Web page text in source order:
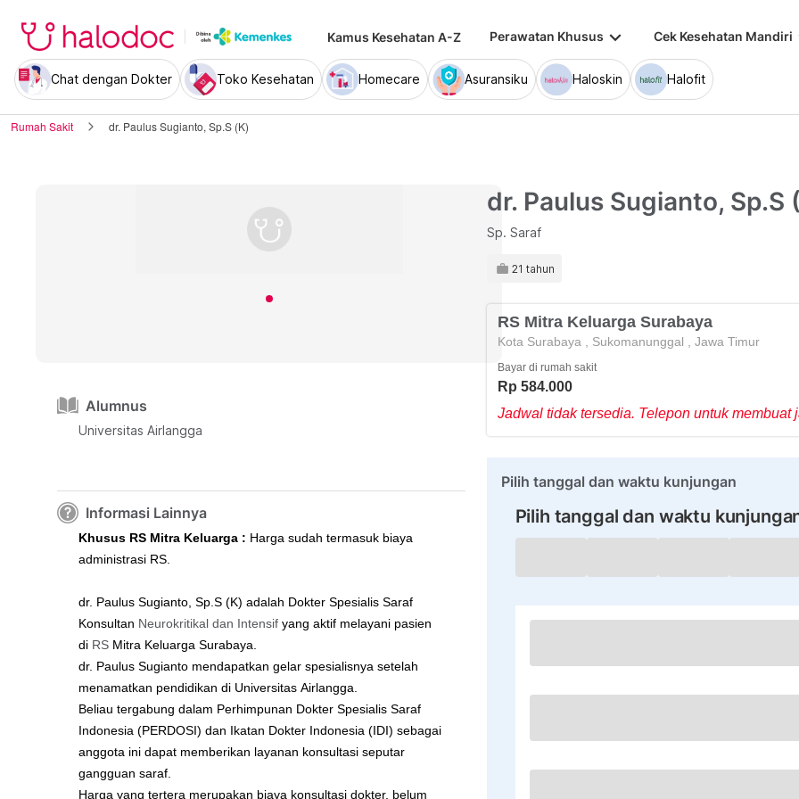
Kamus Kesehatan A-Z Perawatan Khusus keyboard_arrow_down Cek Kesehatan Mandiri
Chat dengan Dokter Toko Kesehatan Homecare Asuransiku Haloskin Halofit
Rumah Sakit dr. Paulus Sugianto, Sp.S (K)
Alumnus
Universitas Airlangga
Informasi Lainnya
Khusus RS Mitra Keluarga : Harga sudah termasuk biaya
administrasi RS.
dr. Paulus Sugianto , Sp.S (K) adalah Dokter Spesialis Saraf
Konsultan Neurokritikal dan Intensif yang aktif melayani pasien
di RS Mitra Keluarga Surabaya
dr. Paulus Sugianto mendapatkan gelar spesialisnya setelah
menamatkan pendidikan di Universitas Airlangga
Beliau tergabung dalam Perhimpunan Dokter Spesialis Saraf
Indonesia (PERDOSI) dan Ikatan Dokter Indonesia (IDI) sebagai
anggota ini dapat memberikan layanan konsultasi seputar
gangguan saraf.
Harga yang tertera merupakan biaya konsultasi dokter, belum
dr. Paulus Sugianto, Sp.S
Sp. Saraf
21 tahun
RS Mitra Keluarga Surabaya
Kota Surabaya Sukomanunggal Jawa Timur
Bayar di rumah sakit
Rp 584.000
Jadwal tidak tersedia. Telepon untuk membuat
Pilih tanggal dan waktu kunjungan
Pilih tanggal dan waktu